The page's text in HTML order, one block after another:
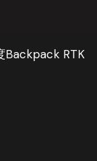
Backpack RTK